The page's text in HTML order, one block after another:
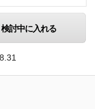
検討中に入れる